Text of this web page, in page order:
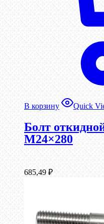
В корзину Quick
Болт
М24×280
685,49 ₽